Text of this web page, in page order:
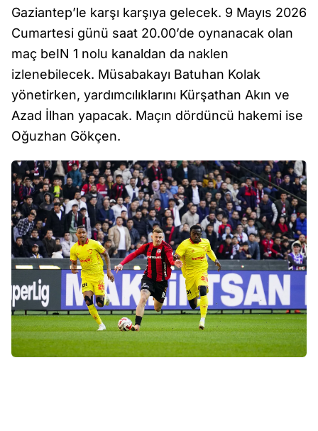
Gaziantep’le karşı karşıya gelecek. 9 Mayıs 2026
Cumartesi günü saat 20.00’de oynanacak olan
maç beIN 1 nolu kanaldan da naklen
izlenebilecek. Müsabakayı Batuhan Kolak
yönetirken, yardımcılıklarını Kürşathan Akın ve
Azad İlhan yapacak. Maçın dördüncü hakemi ise
Oğuzhan Gökçen.